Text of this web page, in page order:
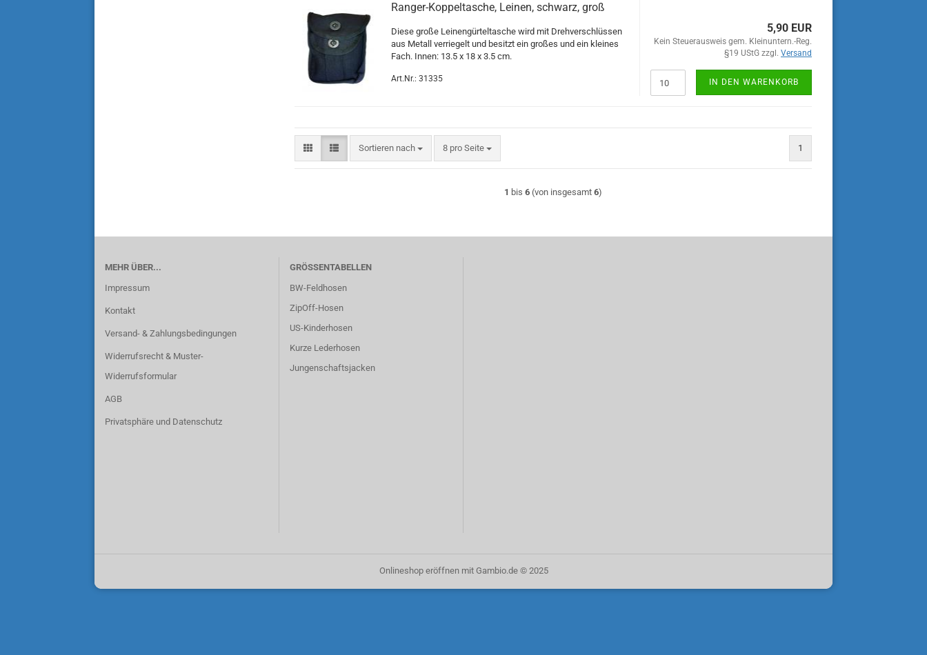
Ranger-Koppeltasche, Leinen, schwarz, groß
Diese große Leinengürteltasche wird mit Drehverschlüssen
aus Metall verriegelt und besitzt ein großes und ein kleines
Fach. Innen: 13.5 x 18 x 3.5 cm.
Art.Nr.: 31335
5,90 EUR
Kein Steuerausweis gem. Kleinuntern.-Reg.
§19 UStG zzgl. Versand
IN DEN WARENKORB
Sortieren nach
Sortieren nach 8 pro Seite
pro Seite 1
1 bis 6 (von insgesamt 6)
MEHR ÜBER...
Impressum
Kontakt
Versand- & Zahlungsbedingungen
Widerrufsrecht & Muster-
Widerrufsformular
AGB
Privatsphäre und Datenschutz
GRÖSSENTABELLEN
BW-Feldhosen
ZipOff-Hosen
US-Kinderhosen
Kurze Lederhosen
Jungenschaftsjacken
Onlineshop eröffnenmit Gambio.de © 2025